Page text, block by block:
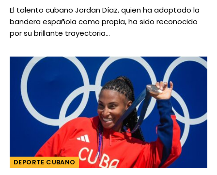
El talento cubano Jordan Díaz, quien ha adoptado la
bandera española como propia, ha sido reconocido
por su brillante trayectoria…
DEPORTE CUBANO